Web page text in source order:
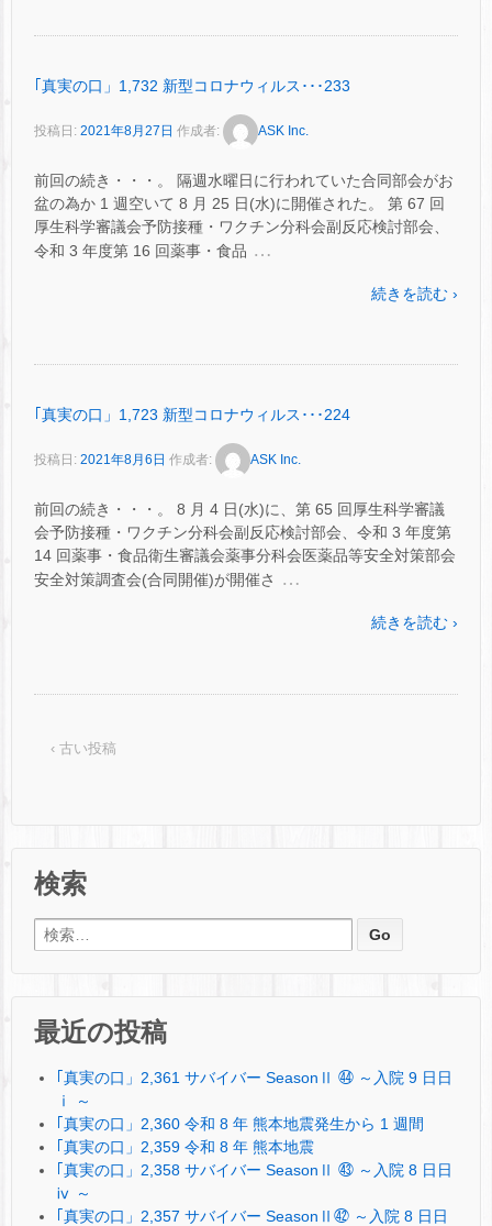
｢真実の口」1,732 新型コロナウィルス･･･233
投稿日: 2021年8月27日 作成者: ASK Inc.
前回の続き・・・。 隔週水曜日に行われていた合同部会がお
盆の為か 1 週空いて 8 月 25 日(水)に開催された。 第 67 回
厚生科学審議会予防接種・ワクチン分科会副反応検討部会、
令和 3 年度第 16 回薬事・食品 …
続きを読む ›
｢真実の口」1,723 新型コロナウィルス･･･224
投稿日: 2021年8月6日 作成者: ASK Inc.
前回の続き・・・。 8 月 4 日(水)に、第 65 回厚生科学審議
会予防接種・ワクチン分科会副反応検討部会、令和 3 年度第
14 回薬事・食品衛生審議会薬事分科会医薬品等安全対策部会
安全対策調査会(合同開催)が開催さ
…
続きを読む ›
‹ 古い投稿
検索
検索:
最近の投稿
｢真実の口」2,361 サバイバー SeasonⅡ ㊹ ～入院 9 日日
ⅰ ～
｢真実の口」2,360 令和 8 年 熊本地震発生から 1 週間
｢真実の口」2,359 令和 8 年 熊本地震
｢真実の口」2,358 サバイバー SeasonⅡ ㊸ ～入院 8 日日
ⅳ ～
｢真実の口」2,357 サバイバー SeasonⅡ㊷ ～入院 8 日日